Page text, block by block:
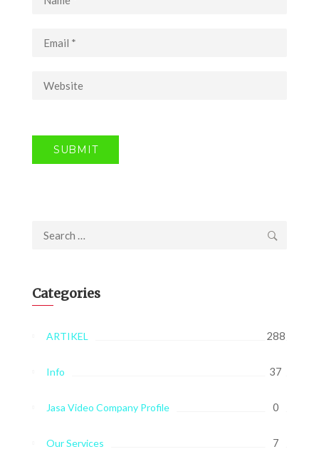
Search
Categories
ARTIKEL 288
Info 37
Jasa Video Company Profile 0
Our Services 7